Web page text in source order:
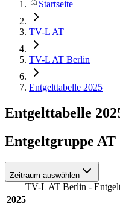
Startseite
TV-L AT
TV-L AT Berlin
Entgelttabelle 2025
Entgelttabelle
Entgeltgruppe AT
Zeitraum auswählen
TV-L AT Berlin -
2025